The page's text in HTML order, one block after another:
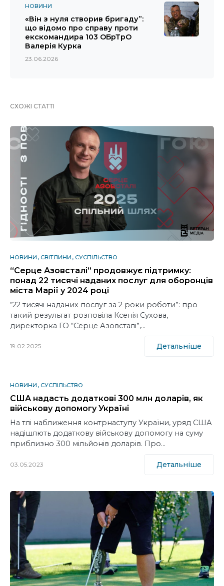
НОВИНИ
«Він з нуля створив бригаду”:
що відомо про справу проти
екскомандира 103 ОБрТрО
Валерія Курка
23.06.2026
СХОЖІ СТАТТІ
НОВИНИ СВІТЛИНИ СУСПІЛЬСТВО
“Серце Азовсталі” продовжує підтримку:
понад 22 тисячі наданих послуг для оборонців
міста Марії у 2024 році
“22 тисячі наданих послуг за 2 роки роботи”: про
такий результат розповіла Ксенія Сухова,
директорка ГО “Серце Азовсталі”,…
19.02.2025 Детальніше
НОВИНИ СУСПІЛЬСТВО
США надасть додаткові 300 млн доларів, як
військову допомогу Україні
На тлі наближення контрнаступу України, уряд США
надішлють додаткову військову допомогу на суму
приблизно 300 мільйонів доларів. Про…
03.05.2023 Детальніше